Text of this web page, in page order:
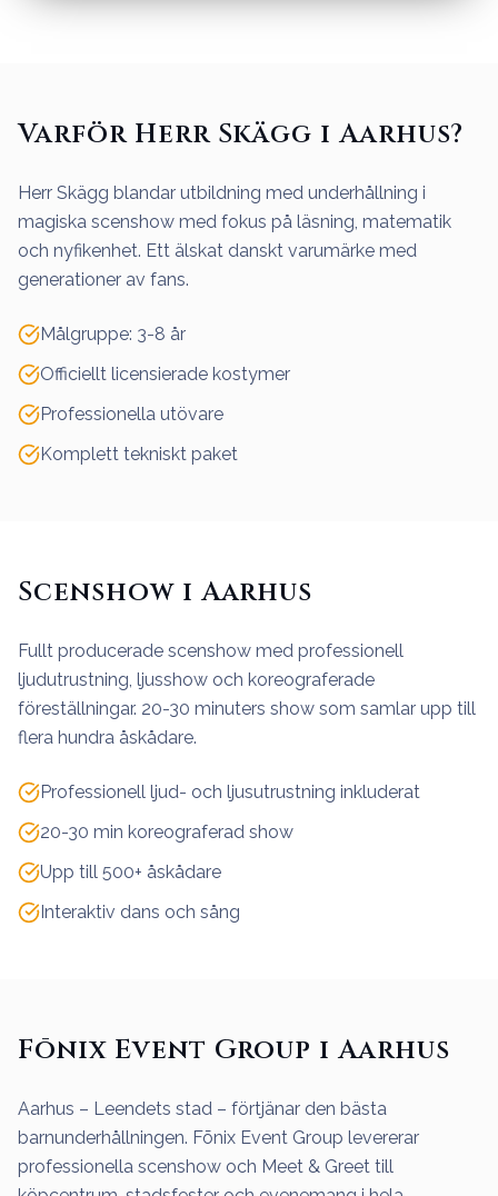
Varför Herr Skägg i Aarhus?
Herr Skägg blandar utbildning med underhållning i
magiska scenshow med fokus på läsning, matematik
och nyfikenhet. Ett älskat danskt varumärke med
generationer av fans.
Målgruppe: 3-8 år
Officiellt licensierade kostymer
Professionella utövare
Komplett tekniskt paket
Scenshow i Aarhus
Fullt producerade scenshow med professionell
ljudutrustning, ljusshow och koreograferade
föreställningar. 20-30 minuters show som samlar upp till
flera hundra åskådare.
Professionell ljud- och ljusutrustning inkluderat
20-30 min koreograferad show
Upp till 500+ åskådare
Interaktiv dans och sång
Fōnix Event Group i Aarhus
Aarhus – Leendets stad – förtjänar den bästa
barnunderhållningen. Fōnix Event Group levererar
professionella scenshow och Meet & Greet till